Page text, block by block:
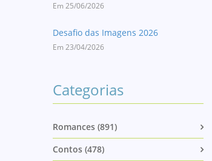
Em 25/06/2026
Desafio das Imagens 2026
Em 23/04/2026
Categorias
Romances (891)
Contos (478)